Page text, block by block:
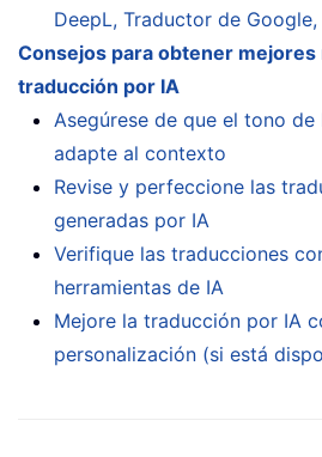
DeepL, Traductor de Google,
Consejos para obtener
traducción por IA
Asegúrese de que el tono
adapte al contexto
Revise y perfeccione las
generadas por IA
Verifique las traducciones
herramientas de IA
Mejore la traducción por IA
personalización (si está